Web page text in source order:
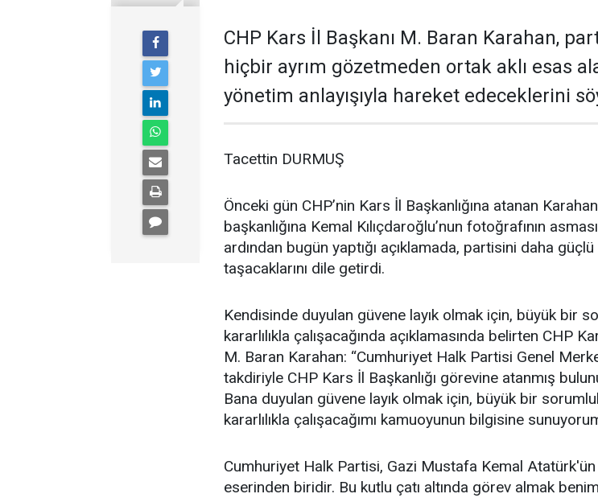
CHP Kars İl Başkanı M. Baran Karahan,
hiçbir ayrım gözetmeden ortak aklı esas
yönetim anlayışıyla hareket edeceklerini
Tacettin DURMUŞ
Önceki gün CHP’nin Kars İl Başkanlığına atanan
başkanlığına Kemal Kılıçdaroğlu’nun fotoğrafının
ardından bugün yaptığı açıklamada, partisini daha
taşacaklarını dile getirdi.
Kendisinde duyulan güvene layık olmak için, büyük bir
kararlılıkla çalışacağında açıklamasında belirten CHP
M. Baran Karahan: “Cumhuriyet Halk Partisi Genel
takdiriyle CHP Kars İl Başkanlığı görevine atanmış
Bana duyulan güvene layık olmak için, büyük bir
kararlılıkla çalışacağımı kamuoyunun bilgisine
Cumhuriyet Halk Partisi, Gazi Mustafa Kemal
eserinden biridir. Bu kutlu çatı altında görev almak